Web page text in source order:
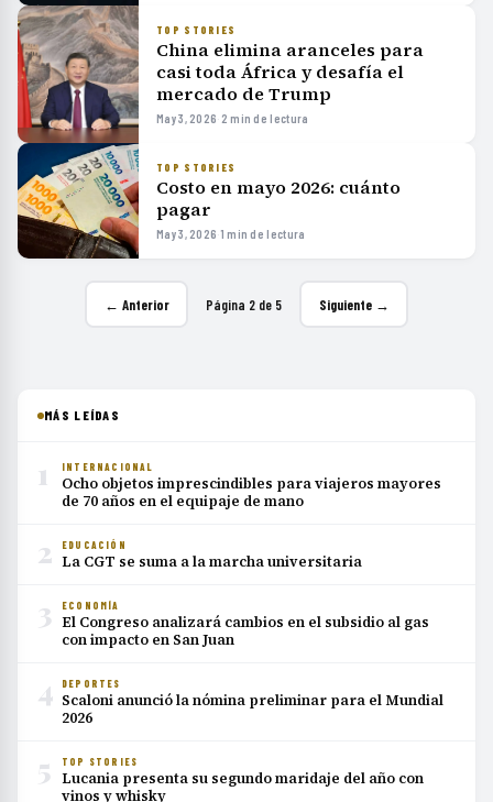
TOP STORIES
China elimina aranceles para
casi toda África y desafía el
mercado de Trump
May 3, 2026· 2 min de lectura
TOP STORIES
Costo en mayo 2026: cuánto
pagar
May 3, 2026·1 min de lectura
← Anterior Página 2 de 5 Siguiente →
MÁS LEÍDAS
1 INTERNACIONAL
Ocho objetos imprescindibles para viajeros mayores
de 70 años en el equipaje de mano
2 EDUCACIÓN
La CGT se suma a la marcha universitaria
3 ECONOMÍA
El Congreso analizará cambios en el subsidio al gas
con impacto en San Juan
4 DEPORTES
Scaloni anunció la nómina preliminar para el Mundial
2026
5 TOP STORIES
Lucania presenta su segundo maridaje del año con
vinos y whisky